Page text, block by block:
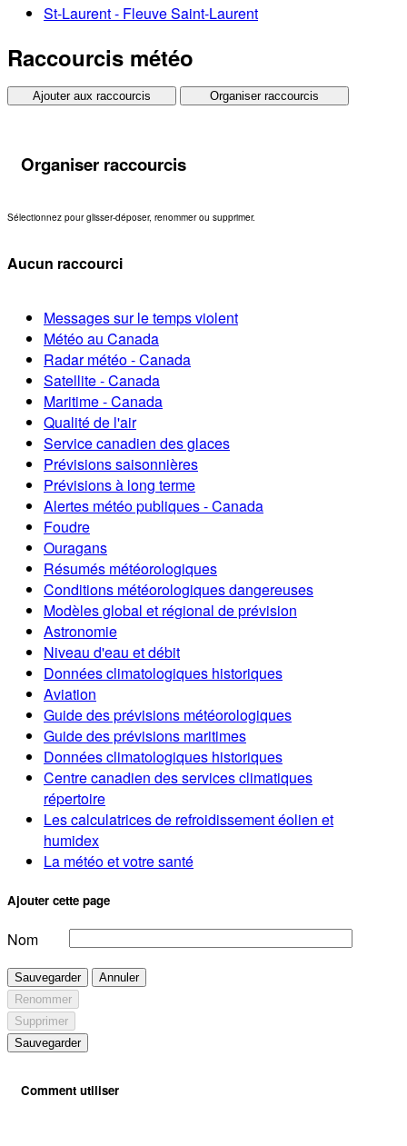
St-Laurent - Fleuve Saint-Laurent
Raccourcis météo
Ajouter aux raccourcis Organiser raccourcis
Organiser raccourcis
Sélectionnez pour glisser-déposer, renommer ou supprimer.
Aucun raccourci
Messages sur le temps violent
Météo au Canada
Radar météo - Canada
Satellite - Canada
Maritime - Canada
Qualité de l'air
Service canadien des glaces
Prévisions saisonnières
Prévisions à long terme
Alertes météo publiques - Canada
Foudre
Ouragans
Résumés météorologiques
Conditions météorologiques dangereuses
Modèles global et régional de prévision
Astronomie
Niveau d'eau et débit
Données climatologiques historiques
Aviation
Guide des prévisions météorologiques
Guide des prévisions maritimes
Données climatologiques historiques
Centre canadien des services climatiques
répertoire
Les calculatrices de refroidissement éolien et
humidex
La météo et votre santé
Ajouter cette page
Nom
Sauvegarder
Annuler
Renommer
Supprimer
Sauvegarder
Comment utiliser